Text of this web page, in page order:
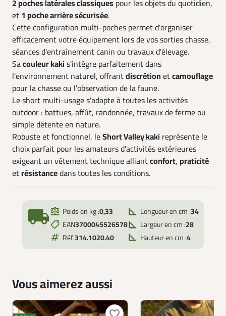
2 poches latérales classiques pour les objets du quotidien,
et 1 poche arrière sécurisée.
Cette configuration multi-poches permet d'organiser
efficacement votre équipement lors de vos sorties chasse,
séances d'entraînement canin ou travaux d'élevage.
Sacouleur kaki s'intègre parfaitement dans
l'environnement naturel, offrantdiscrétion etcamouflage
pour la chasse ou l'observation de la faune.
Le short multi-usage s'adapte à toutes les activités
outdoor : battues, affût, randonnée, travaux de ferme ou
simple détente en nature.
Robuste et fonctionnel, leShort Valley kaki représente le
choix parfait pour les amateurs d'activités extérieures
exigeant un vêtement technique alliantconfort, praticité
etrésistancedans toutes les conditions.
local_shipping Poids en kg :0,33
EAN3700045526578
Réf.314.1020.40
Longueur en cm :34
Largeur en cm :28
Hauteur en cm :4
Vous aimerez aussi